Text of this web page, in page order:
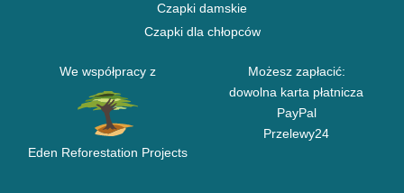
Czapki damskie
Czapki dla chłopców
We współpracy z
Eden Reforestation Projects
Możesz zapłacić:
dowolna karta płatnicza
PayPal
Przelewy24